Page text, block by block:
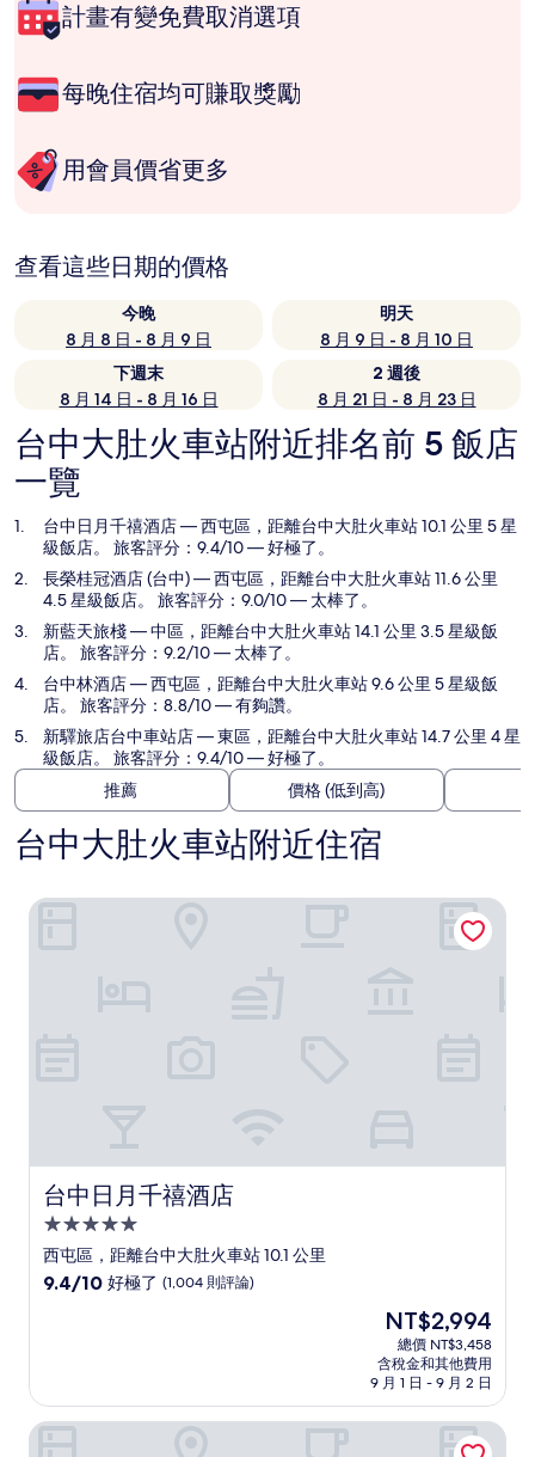
計畫有變免費取消選項
每晚住宿均可賺取獎勵
用會員價省更多
查看這些日期的價格
今晚
8 月 8 日 - 8 月 9 日
明天
8 月 9 日 - 8 月 10 日
下週末
8 月 14 日 - 8 月 16 日
2 週後
8 月 21 日 - 8 月 23 日
台中大肚火車站附近排名前 5 飯店
一覽
台中日月千禧酒店— 西屯區，距離台中大肚火車站 10.1 公里 5 星
級飯店。 旅客評分：9.4/10 — 好極了。
長榮桂冠酒店 (台中)— 西屯區，距離台中大肚火車站 11.6 公里
4.5 星級飯店。 旅客評分：9.0/10 — 太棒了。
新藍天旅棧— 中區，距離台中大肚火車站 14.1 公里 3.5 星級飯
店。 旅客評分：9.2/10 — 太棒了。
台中林酒店— 西屯區，距離台中大肚火車站 9.6 公里 5 星級飯
店。 旅客評分：8.8/10 — 有夠讚。
新驛旅店台中車站店— 東區，距離台中大肚火車站 14.7 公里 4 星
級飯店。 旅客評分：9.4/10 — 好極了。
推薦
價格 (低到高)
台中大肚火車站附近住宿
台中日月千禧酒店
台中日月千禧酒店
5.0
星
級
西屯區，距離台中大肚火車站 10.1 公里
9.4
好
極
9.4/10 好極了 (1,004 則評論)
現
在
價
格
為
NT$2,994
NT$2,994
總價 NT$3,458
含稅金和其他費用
9 月 1 日 - 9 月 2 日
台中日月千禧酒店
長榮桂冠酒店 (台中)